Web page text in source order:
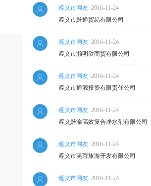
遵义市网友 2016-11-24
遵义市黔通贸易有限公司
遵义市网友 2016-11-24
遵义市瀚明欣商贸有限公司
遵义市网友 2016-11-24
遵义市通源投资有限责任公司
遵义市网友 2016-11-24
遵义黔渝高效复合净水剂有限公司
遵义市网友 2016-11-24
遵义市芙蓉旅游开发有限公司
遵义市网友 2016-11-24